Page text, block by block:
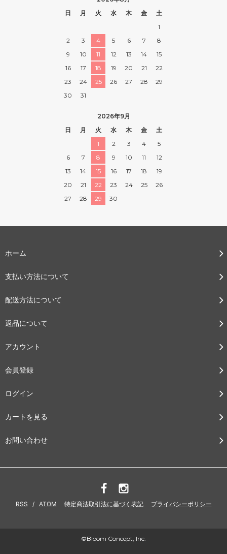
日
月 火 水 木 金
土
1
2
3 4 5 6 7
8
9
10 11 12 13 14
15
16
17 18 19 20 21
22
23
24 25 26 27 28
29
30
31
2026年9月
日
月 火 水 木 金
土
1
2 3 4
5
6
7 8 9 10 11
12
13
14 15 16 17 18
19
20
21 22 23 24 25
26
27
28 29 30
ホーム
支払い方法について
配送方法について
返品について
アカウント
会員登録
ログイン
カートを見る
お問い合わせ
RSS / ATOM 特定商法取引法に基づく表記 プライバシーポリシー
©Bloom Concept, Inc.